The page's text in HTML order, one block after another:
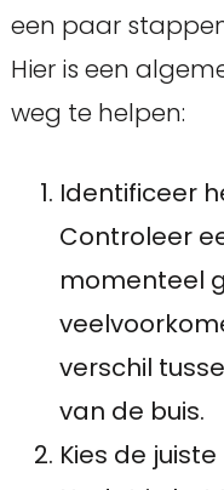
een paar
Hier is een
weg te helpen:
Identificeer
Controleer
momenteel
verschil
van de buis.
Kies de